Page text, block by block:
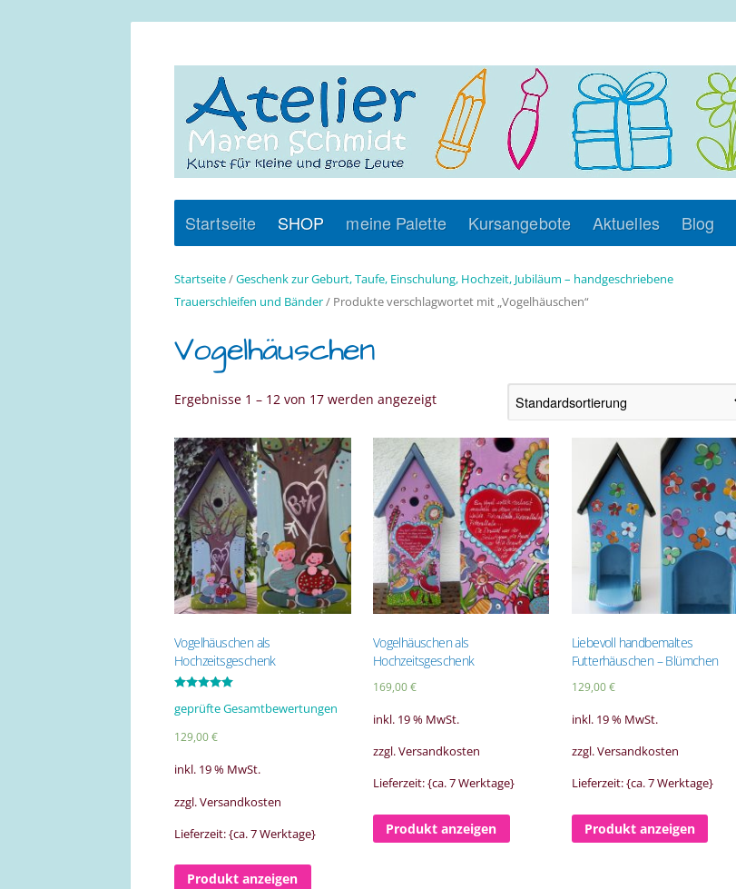
Startseite SHOP meine Palette Kursangebote Aktuelles Blog
Startseite/Geschenk zur Geburt, Taufe, Einschulung, Hochzeit, Jubiläum – handgeschriebene
Trauerschleifen und Bänder/ Produkte verschlagwortet mit „Vogelhäuschen“
Vogelhäuschen
Ergebnisse 1 – 12 von 17 werden angezeigt
Vogelhäuschen als
Hochzeitsgeschenk
5.00
geprüfte Gesamtbewertungen
129,00€
inkl. 19 % MwSt.
zzgl. Versandkosten
Lieferzeit: {ca. 7 Werktage}
Produkt anzeigen
Vogelhäuschen als
Hochzeitsgeschenk
169,00€
inkl. 19 % MwSt.
zzgl. Versandkosten
Lieferzeit: {ca. 7 Werktage}
Produkt anzeigen
Liebevoll handbemaltes
Futterhäuschen – Blümchen
129,00€
inkl. 19 % MwSt.
zzgl. Versandkosten
Lieferzeit: {ca. 7 Werktage}
Produkt anzeigen